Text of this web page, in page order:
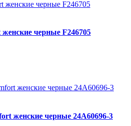
черные F246705
женские черные 24A60696-3